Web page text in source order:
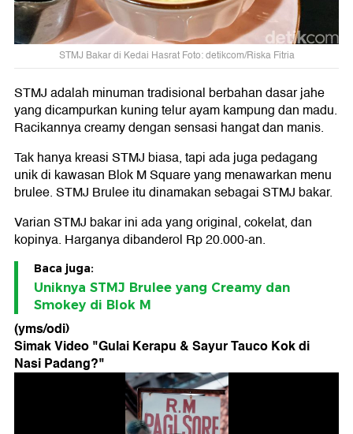
STMJ Bakar di Kedai Hasrat Foto: detikcom/Riska Fitria
STMJ adalah minuman tradisional berbahan dasar jahe
yang dicampurkan kuning telur ayam kampung dan madu.
Racikannya creamy dengan sensasi hangat dan manis.
Tak hanya kreasi STMJ biasa, tapi ada juga pedagang
unik di kawasan Blok M Square yang menawarkan menu
brulee. STMJ Brulee itu dinamakan sebagai STMJ bakar.
Varian STMJ bakar ini ada yang original, cokelat, dan
kopinya. Harganya dibanderol Rp 20.000-an.
Baca juga:
Uniknya STMJ Brulee yang Creamy dan
Smokey di Blok M
(yms/odi)
Simak Video "Gulai Kerapu & Sayur Tauco Kok di
Nasi Padang?"